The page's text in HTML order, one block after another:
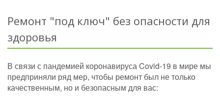
Ремонт "под ключ" без опасности для
здоровья
В связи с пандемией коронавируса Covid-19 в мире мы
предприняли ряд мер, чтобы ремонт был не только
качественным, но и безопасным для вас: